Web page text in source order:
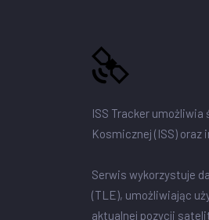
ISS Tracker
Kosmicznej (ISS) oraz
Serwis wykorzystuje
(TLE), umożliwiając
aktualnej pozycji